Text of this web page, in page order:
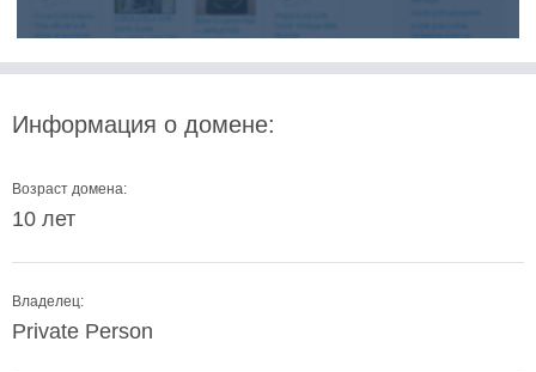
Информация о домене:
Возраст домена:
10 лет
Владелец:
Private Person